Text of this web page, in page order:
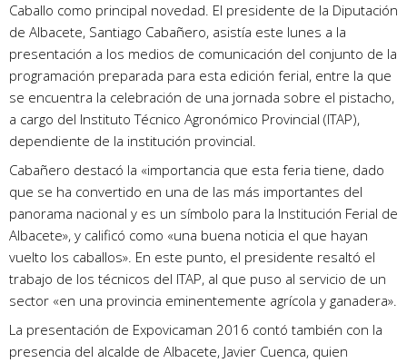
Caballo como principal novedad. El presidente de la Diputación
de Albacete, Santiago Cabañero, asistía este lunes a la
presentación a los medios de comunicación del conjunto de la
programación preparada para esta edición ferial, entre la que
se encuentra la celebración de una jornada sobre el pistacho,
a cargo del Instituto Técnico Agronómico Provincial (ITAP),
dependiente de la institución provincial.
Cabañero destacó la «importancia que esta feria tiene, dado
que se ha convertido en una de las más importantes del
panorama nacional y es un símbolo para la Institución Ferial de
Albacete», y calificó como «una buena noticia el que hayan
vuelto los caballos». En este punto, el presidente resaltó el
trabajo de los técnicos del ITAP, al que puso al servicio de un
sector «en una provincia eminentemente agrícola y ganadera».
La presentación de Expovicaman 2016 contó también con la
presencia del alcalde de Albacete, Javier Cuenca, quien